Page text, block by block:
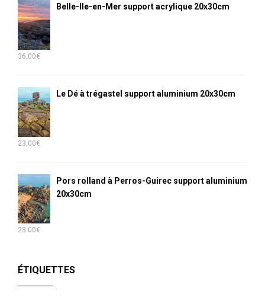
Belle-Ile-en-Mer support acrylique 20x30cm
36.00€
Le Dé à trégastel support aluminium 20x30cm
23.00€
Pors rolland à Perros-Guirec support aluminium
20x30cm
23.00€
ÉTIQUETTES